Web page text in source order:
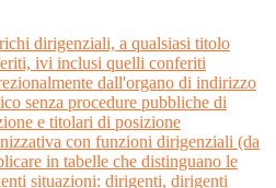
dirigenziali, a qualsiasi titolo
ivi inclusi quelli conferiti
dall'organo di indirizzo
senza procedure pubbliche di
e titolari di posizione
con funzioni dirigenziali (da
in tabelle che distinguano le
situazioni: dirigenti, dirigenti